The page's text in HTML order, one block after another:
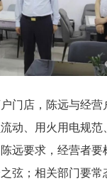
门店，陈远与经营
动、用火用电规范
远要求，经营者要
弦；相关部门要常